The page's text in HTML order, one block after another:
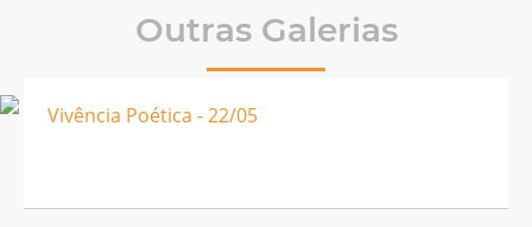
Outras Galerias
Vivência Poética - 22/05